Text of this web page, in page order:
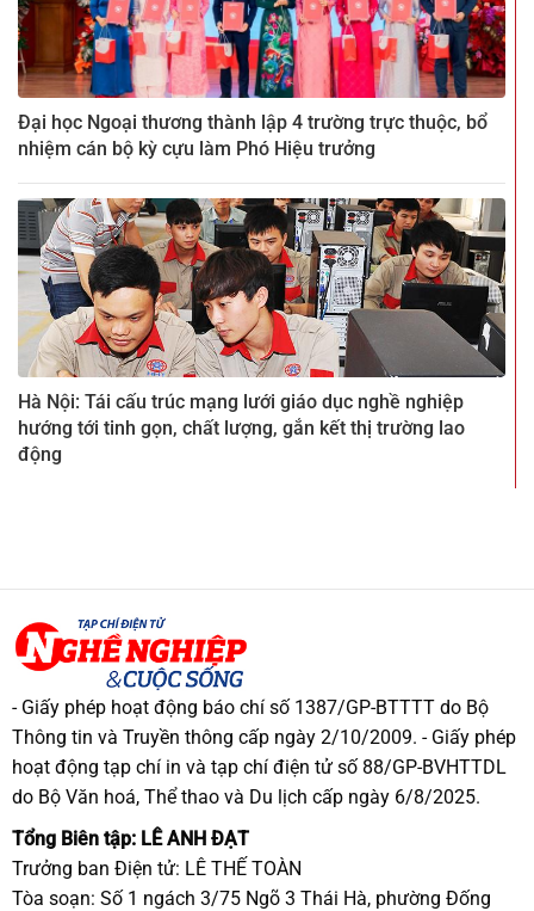
Đại học Ngoại thương thành lập 4 trường trực thuộc, bổ
nhiệm cán bộ kỳ cựu làm Phó Hiệu trưởng
Hà Nội: Tái cấu trúc mạng lưới giáo dục nghề nghiệp
hướng tới tinh gọn, chất lượng, gắn kết thị trường lao
động
- Giấy phép hoạt động báo chí số 1387/GP-BTTTT do Bộ
Thông tin và Truyền thông cấp ngày 2/10/2009. - Giấy phép
hoạt động tạp chí in và tạp chí điện tử số 88/GP-BVHTTDL
do Bộ Văn hoá, Thể thao và Du lịch cấp ngày 6/8/2025.
Tổng Biên tập: LÊ ANH ĐẠT
Trưởng ban Điện tử: LÊ THẾ TOÀN
Tòa soạn: Số 1 ngách 3/75 Ngõ 3 Thái Hà, phường Đống